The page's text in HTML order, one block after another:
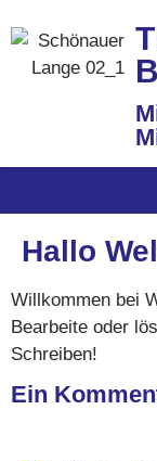
Hallo
Willkommen bei
Bearbeite oder
Schreiben!
Ein